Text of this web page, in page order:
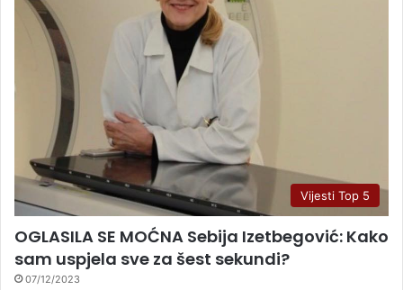
Vijesti Top 5
OGLASILA SE MOĆNA Sebija Izetbegović: Kako
sam uspjela sve za šest sekundi?
07/12/2023